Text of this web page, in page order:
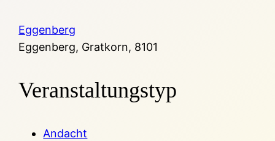
Eggenberg
Eggenberg, Gratkorn, 8101
Veranstaltungstyp
Andacht